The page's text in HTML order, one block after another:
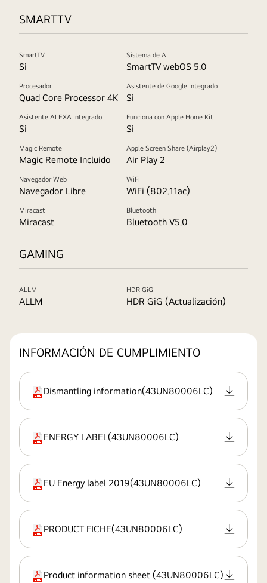
SMARTTV
SmartTV
Si
Sistema de AI
SmartTV webOS 5.0
Procesador
Quad Core Processor 4K
Asistente de Google Integrado
Si
Asistente ALEXA Integrado
Si
Funciona con Apple Home Kit
Si
Magic Remote
Magic Remote Incluido
Apple Screen Share (Airplay2)
Air Play 2
Navegador Web
Navegador Libre
WiFi
WiFi (802.11ac)
Miracast
Miracast
Bluetooth
Bluetooth V5.0
GAMING
ALLM
ALLM
HDR GiG
HDR GiG (Actualización)
INFORMACIÓN DE CUMPLIMIENTO
extensión:pdf
Dismantling information(43UN80006LC)
extensión:pdf
ENERGY LABEL(43UN80006LC)
extensión:pdf
EU Energy label 2019(43UN80006LC)
extensión:pdf
PRODUCT FICHE(43UN80006LC)
extensión:pdf
Product information sheet (43UN80006LC)